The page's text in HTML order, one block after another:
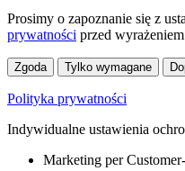
Prosimy o zapoznanie się z
prywatności przed
Zgoda Tylko wymagane
Polityka prywatności
Indywidualne ustawienia
Marketing per